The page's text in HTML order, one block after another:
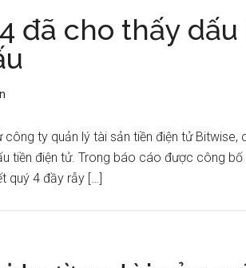
đã cho thấy dấu
ty quản lý tài sản tiền điện tử Bitwise,
tiền điện tử. Trong báo cáo được công bố
quý 4 đầy rẫy […]